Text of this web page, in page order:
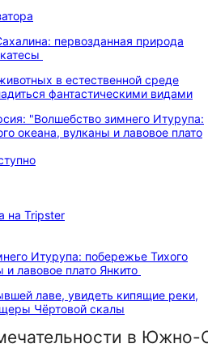
первозданная природа
в естественной среде
фантастическими видами
Итурупа: побережье Тихого
и лавовое плато Янкито
лаве, увидеть кипящие реки,
Чёртовой скалы
в Южно-